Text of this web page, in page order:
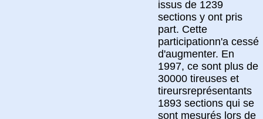
issus de 1239
sections y ont pris
part. Cette
participationn'a cessé
d'augmenter. En
1997, ce sont plus de
30000 tireuses et
tireursreprésentants
1893 sections qui se
sont mesurés lors de